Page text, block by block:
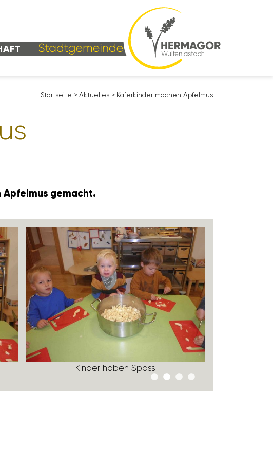
Start­seite > Aktu­elles > Käfer­kinder machen Apfelmus
Apfelmus gemacht.
Kinder haben Spass